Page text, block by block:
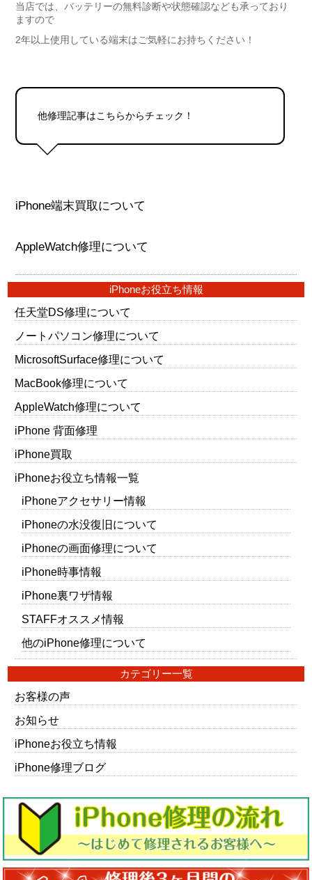
当店では、バッテリーの無料診断や状態確認なども承っており
ますので
2年以上使用している端末はご気軽にお持ちください！
他修理記事はこちらからチェック！
iPhone端末買取について
AppleWatch修理について
iPhoneお役立ち情報
任天堂DS修理について
ノートパソコン修理について
MicrosoftSurface修理について
MacBook修理について
AppleWatch修理について
iPhone 背面修理
iPhone買取
iPhoneお役立ち情報一覧
iPhoneアクセサリー情報
iPhoneの水没復旧について
iPhoneの画面修理について
iPhone時事情報
iPhone裏ワザ情報
STAFFオススメ情報
他のiPhone修理について
カテゴリー一覧
お客様の声
お知らせ
iPhoneお役立ち情報
iPhone修理ブログ